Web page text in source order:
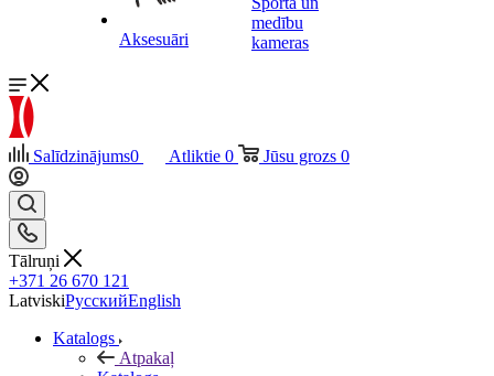
Aksesuāri
medību
kameras
Salīdzinājums0 Atliktie 0 Jūsu grozs 0
Tālruņi
+371 26 670 121
LatviskiРусскийEnglish
Katalogs
Atpakaļ